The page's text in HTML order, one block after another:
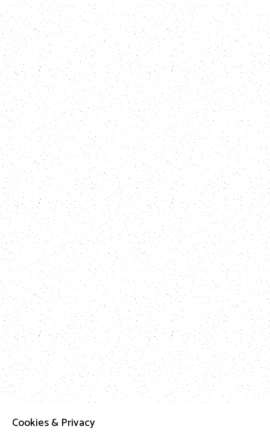
Cookies & Privacy